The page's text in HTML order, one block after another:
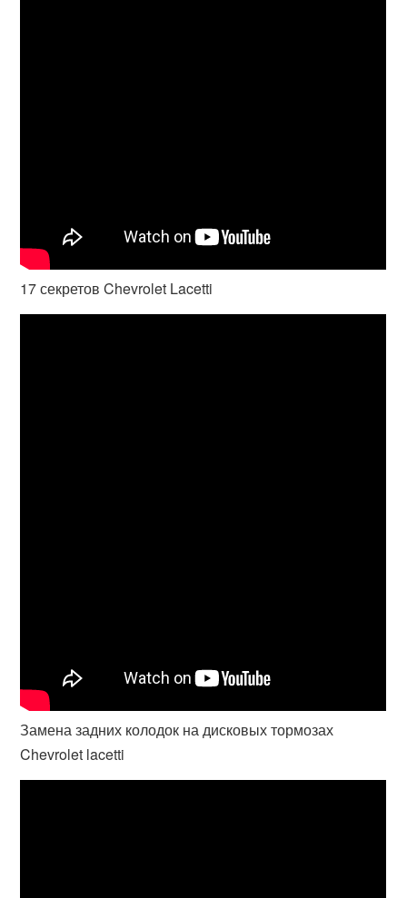
17 секретов Chevrolet Lacetti
Замена задних колодок на дисковых тормозах
Chevrolet lacetti